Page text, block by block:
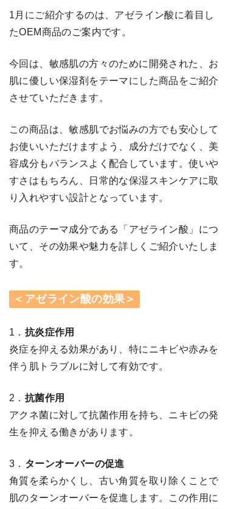
1月にご紹介するのは、アゼライン酸に着目し
たOEM商品のご案内です。
今回は、敏感肌の方々のために開発された、お
肌に優しい保湿剤をテーマにした商品をご紹介
させていただきます。
この商品は、敏感肌でお悩みの方でも安心して
お使いいただけますよう、成分だけでなく、美
容成分もバランスよく配合しています。使いや
すさはもちろん、日常的な保湿スキンケアに取
り入れやすい設計となっています。
商品のテーマ成分である「アゼライン酸」につ
いて、その効果や魅力を詳しくご紹介いたしま
す。
＜アゼライン酸の効果＞
1． 抗炎症作用
炎症を抑える効果があり、特にニキビや赤みを
伴う肌トラブルに対して有効です。
2． 抗菌作用
アクネ菌に対して抗菌作用を持ち、ニキビの発
生を抑える働きがあります。
3． ターンオーバーの促進
角質を柔らかくし、古い角質を取り除くことで
肌のターンオーバーを促進します。この作用に